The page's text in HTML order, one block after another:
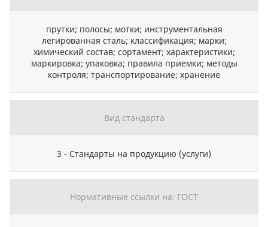
прутки; полосы; мотки; инструментальная
легированная сталь; классификация; марки;
химический состав; сортамент; характеристики;
маркировка; упаковка; правила приемки; методы
контроля; транспортирование; хранение
Вид стандарта
3 - Стандарты на продукцию (услуги)
Нормативные ссылки на: ГОСТ